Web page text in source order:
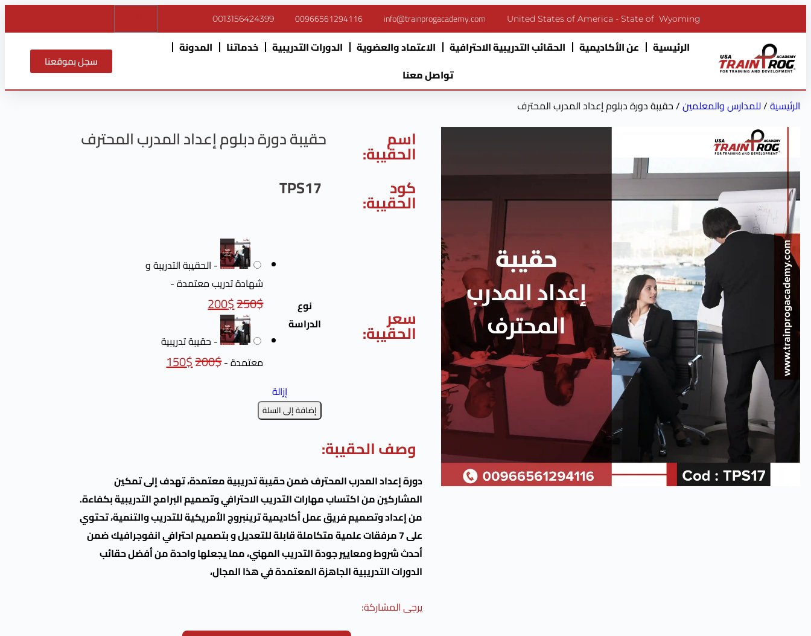
0013156424399 00966561294116 info@trainprogacademy.com United States of America - State of Wyoming
الرئيسية عن الأكاديمية الحقائب التدريبية الاحترافية الاعتماد والعضوية الدورات التدريبية خدماتنا
المدونة
تواصل معنا
سجل بموقعنا
الرئيسية/للمدارس والمعلمين/ حقيبة دورة دبلوم إعداد المدرب المحترف
اسم
الحقيبة:
حقيبة دورة دبلوم إعداد المدرب المحترف
كود
الحقيبة:
TPS17
سعر
الحقيبة:
نوع
الدراسة
- الحقيبة التدريبة و
شهادة تدريب معتمدة-
$
250
$
200
- حقيبة تدريبية
معتمدة-
$
200
$
150
إزالة
إضافة إلى السلة
وصف الحقيبة:
دورة إعداد المدرب المحترفضمن حقيبة تدريبية معتمدة، تهدف إلى تمكين
المشاركين من اكتساب مهارات التدريب الاحترافي وتصميم البرامج التدريبية بكفاءة.
من إعداد وتصميم فريق عمل أكاديمية ترينبروج الأمريكية للتدريب والتنمية، تحتوي
على 7 مرفقات علمية متكاملة قابلة للتعديل و بتصميم احترافي انفوجرافيك ضمن
أحدث شروط ومعايير جودة التدريب المهني، مما يجعلها واحدة من أفضل حقائب
الدورات التدريبية الجاهزة المعتمدة في هذا المجال،
يرجى المشاركة: